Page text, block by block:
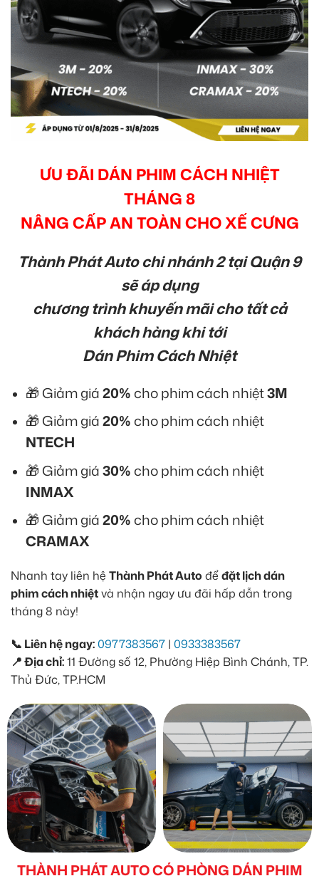
ƯU ĐÃI DÁN PHIM CÁCH NHIỆT
THÁNG 8
NÂNG CẤP AN TOÀN CHO XẾ CƯNG
Thành Phát Auto chi nhánh 2 tại Quận 9
sẽ áp dụng
chương trình khuyến mãi cho tất cả
khách hàng khi tới
Dán Phim Cách Nhiệt
🎁 Giảm giá20%cho phim cách nhiệt3M
🎁 Giảm giá20%cho phim cách nhiệt
NTECH
🎁 Giảm giá30%cho phim cách nhiệt
INMAX
🎁 Giảm giá20%cho phim cách nhiệt
CRAMAX
Nhanh tay liên hệ Thành Phát Auto đểđặt lịch dán
phim cách nhiệtvà nhận ngay ưu đãi hấp dẫn trong
tháng 8 này!
📞 Liên hệ ngay:0977383567 | 0933383567
📍 Địa chỉ:11 Đường số 12, Phường Hiệp Bình Chánh, TP.
Thủ Đức, TP.HCM
THÀNH PHÁT AUTO CÓ PHÒNG DÁN PHIM